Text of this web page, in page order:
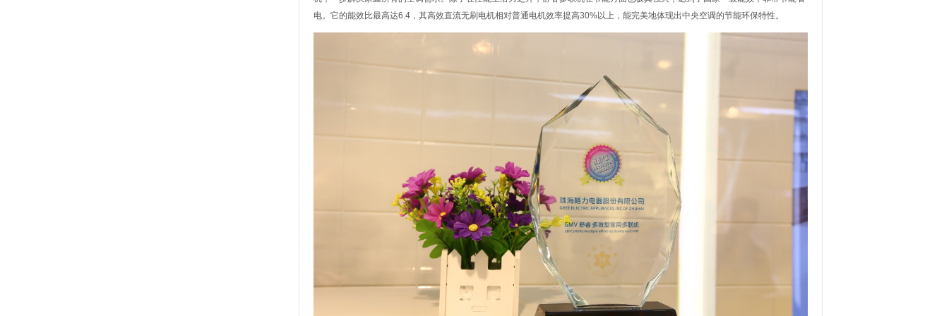
电。它的能效比最高达6.4，其高效直流无刷电机相对普通电机效率提高30%以上，能完美地体现出中央空调的节能环保特性。